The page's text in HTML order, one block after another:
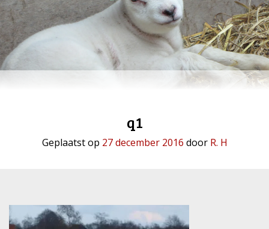
q1
Geplaatst op 27 december 2016 door R. H